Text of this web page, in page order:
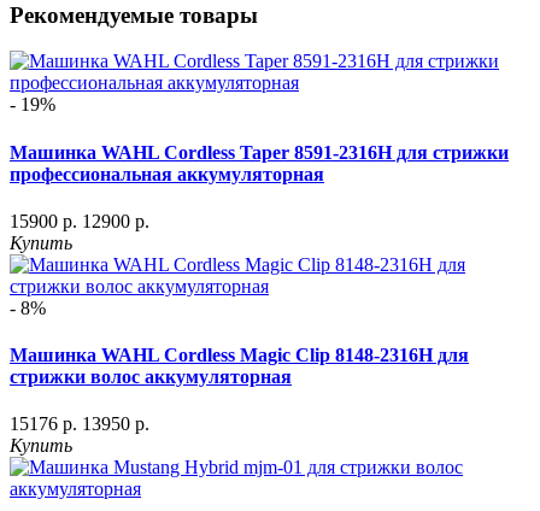
Рекомендуемые товары
- 19%
Машинка WAHL Cordless Taper 8591-2316H для стрижки
профессиональная аккумуляторная
15900 р. 12900 р.
Купить
- 8%
Машинка WAHL Cordless Magic Clip 8148-2316H для
стрижки волос аккумуляторная
15176 р. 13950 р.
Купить